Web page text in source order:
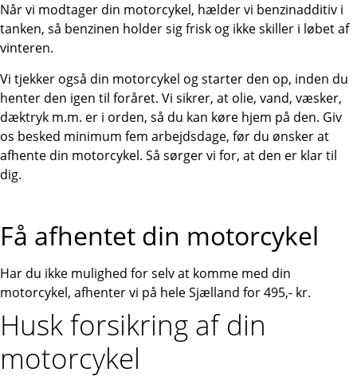
Når vi modtager din motorcykel, hælder vi benzinadditiv i
tanken, så benzinen holder sig frisk og ikke skiller i løbet af
vinteren.
Vi tjekker også din motorcykel og starter den op, inden du
henter den igen til foråret. Vi sikrer, at olie, vand, væsker,
dæktryk m.m. er i orden, så du kan køre hjem på den. Giv
os besked minimum fem arbejdsdage, før du ønsker at
afhente din motorcykel. Så sørger vi for, at den er klar til
dig.
Få afhentet din motorcykel
Har du ikke mulighed for selv at komme med din
motorcykel, afhenter vi på hele Sjælland for 495,- kr.
Husk forsikring af din
motorcykel